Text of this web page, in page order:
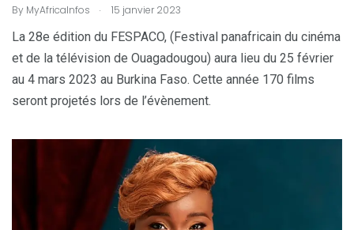
By MyAfricaInfos . 15 janvier 2023
La 28e édition du FESPACO, (Festival panafricain du cinéma
et de la télévision de Ouagadougou) aura lieu du 25 février
au 4 mars 2023 au Burkina Faso. Cette année 170 films
seront projetés lors de l’évènement.